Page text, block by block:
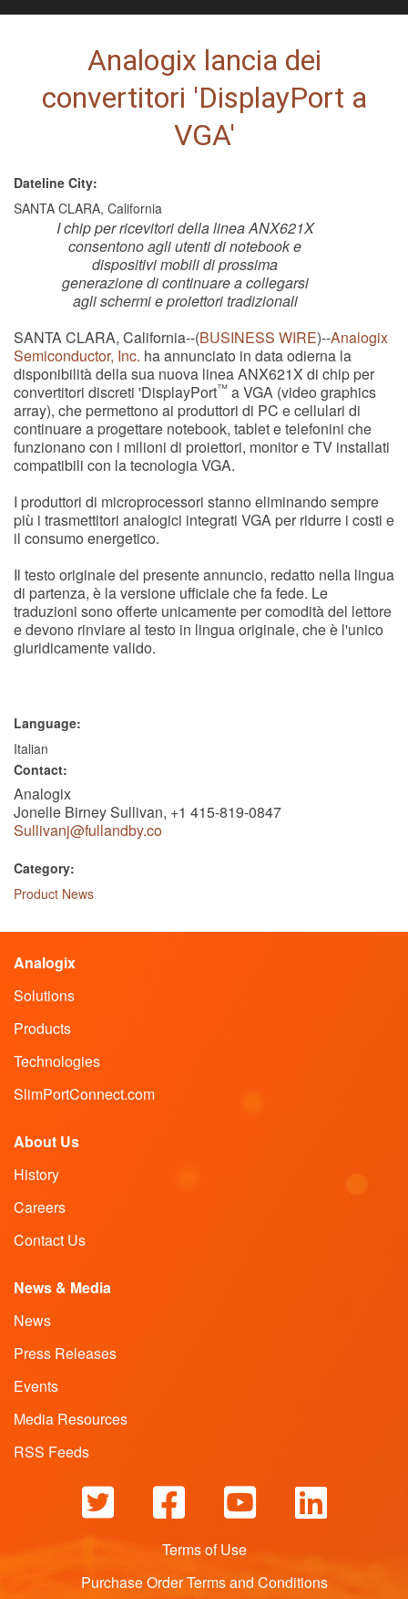
Analogix lancia dei
convertitori 'DisplayPort a
VGA'
Dateline City:
SANTA CLARA, California
I chip per ricevitori della linea ANX621X
consentono agli utenti di notebook e
dispositivi mobili di prossima
generazione di continuare a collegarsi
agli schermi e proiettori tradizionali
SANTA CLARA, California--(BUSINESS WIRE)--Analogix
Semiconductor, Inc. ha annunciato in data odierna la
disponibilità della sua nuova linea ANX621X di chip per
convertitori discreti 'DisplayPort™ a VGA (video graphics
array), che permettono ai produttori di PC e cellulari di
continuare a progettare notebook, tablet e telefonini che
funzionano con i milioni di proiettori, monitor e TV installati
compatibili con la tecnologia VGA.
I produttori di microprocessori stanno eliminando sempre
più i trasmettitori analogici integrati VGA per ridurre i costi e
il consumo energetico.
Il testo originale del presente annuncio, redatto nella lingua
di partenza, è la versione ufficiale che fa fede. Le
traduzioni sono offerte unicamente per comodità del lettore
e devono rinviare al testo in lingua originale, che è l'unico
giuridicamente valido.
Language:
Italian
Contact:
Analogix
Jonelle Birney Sullivan, +1 415-819-0847
Sullivanj@fullandby.co
Category:
Product News
Analogix
Solutions
Products
Technologies
SlimPortConnect.com
About Us
History
Careers
Contact Us
News & Media
News
Press Releases
Events
Media Resources
RSS Feeds
Terms of Use
Purchase Order Terms and Conditions